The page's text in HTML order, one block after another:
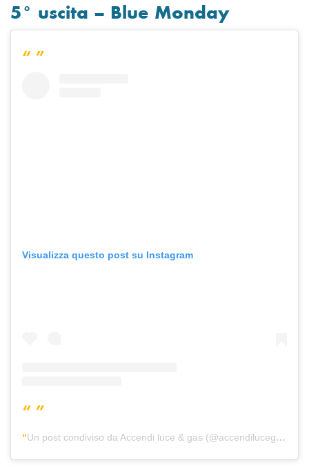
5° uscita – Blue Monday
Visualizza questo post su Instagram
Un post condiviso da Accendi luce & gas (@accendilucegas)